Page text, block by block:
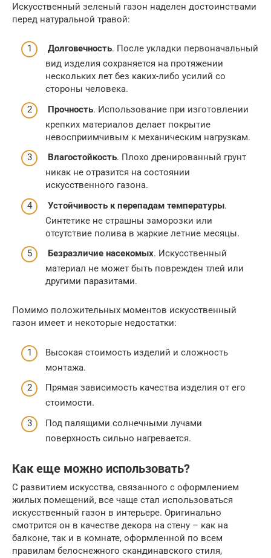
Искусственный зеленый газон наделен достоинствами
перед натуральной травой:
Долговечность. После укладки первоначальный
вид изделия сохраняется на протяжении
нескольких лет без каких-либо усилий со
стороны человека.
Прочность. Использование при изготовлении
крепких материалов делает покрытие
невосприимчивым к механическим нагрузкам.
Влагостойкость. Плохо дренированный грунт
никак не отразится на состоянии
искусственного газона.
Устойчивость к перепадам температуры.
Синтетике не страшны заморозки или
отсутствие полива в жаркие летние месяцы.
Безразличие насекомых. Искусственный
материал не может быть поврежден тлей или
другими паразитами.
Помимо положительных моментов искусственный
газон имеет и некоторые недостатки:
Высокая стоимость изделий и сложность
монтажа.
Прямая зависимость качества изделия от его
стоимости.
Под палящими солнечными лучами
поверхность сильно нагревается.
Как еще можно использовать?
С развитием искусства, связанного с оформлением
жилых помещений, все чаще стал использоваться
искусственный газон в интерьере. Оригинально
смотрится он в качестве декора на стену – как на
балконе, так и в комнате, оформленной по всем
правилам белоснежного скандинавского стиля,